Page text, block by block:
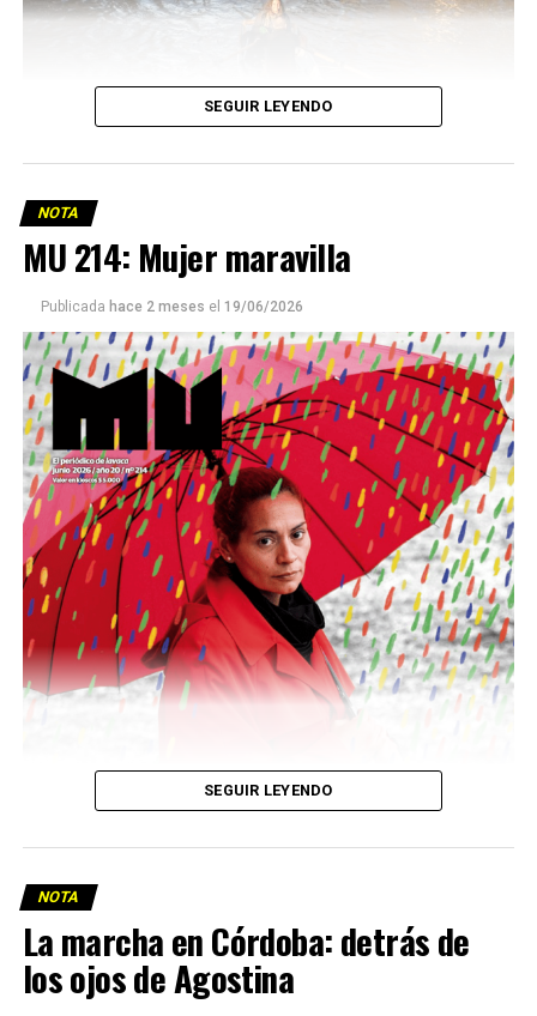
Este número 215 de MU ☝️viene con doble tapa, que
podría ser una frase:
Sin chamuyo, a remarla.
Descargar la Mu en PDF
Viaje a la vida en el Delta: Y la nave
SEGUIR LEYENDO
NOTA
MU 214: Mujer maravilla
Publicada hace 2 meses el 19/06/2026
SEGUIR LEYENDO
NOTA
La marcha en Córdoba: detrás de
los ojos de Agostina